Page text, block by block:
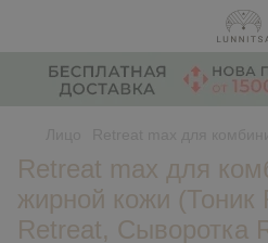
Retreat max для
жирной кожи (Тоник
Retreat, Сыворотка